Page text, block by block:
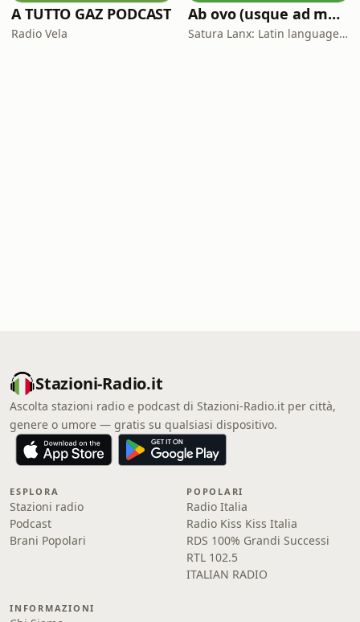
A TUTTO GAZ PODCAST
Radio Vela
Ab ovo (usque ad mala)
Satura Lanx: Latin language and literature for beginners.
Stazioni-Radio.it
Ascolta stazioni radio e podcast di Stazioni-Radio.it per città,
genere o umore — gratis su qualsiasi dispositivo.
ESPLORA
Stazioni radio
Podcast
Brani Popolari
POPOLARI
Radio Italia
Radio Kiss Kiss Italia
RDS 100% Grandi Successi
RTL 102.5
ITALIAN RADIO
INFORMAZIONI